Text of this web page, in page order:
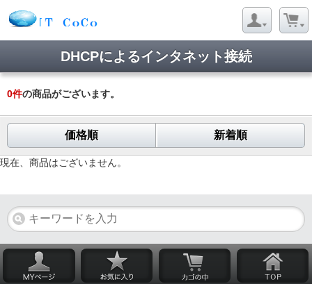
DHCPによるインタネット接続
0件の商品がございます。
価格順 新着順
現在、商品はございません。